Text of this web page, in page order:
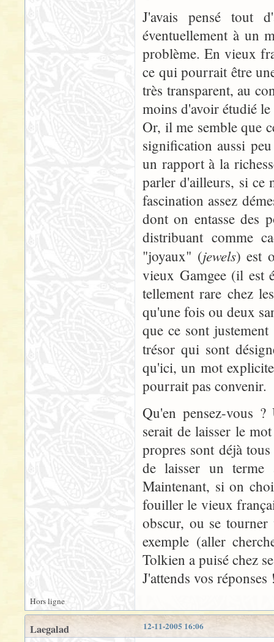
J'avais pensé tout
éventuellement à un
problème. En vieux
ce qui pourrait être
très transparent, au
moins d'avoir étudié
Or, il me semble que
signification aussi
un rapport à la
parler d'ailleurs, si ce
fascination assez
dont on entasse des
distribuant comme
"joyaux" (jewels) est
vieux Gamgee (il est
tellement rare chez
qu'une fois ou deux
que ce sont
trésor qui sont
qu'ici, un mot
pourrait pas convenir.
Qu'en pensez-vous
serait de laisser le
propres sont déjà
de laisser un terme
Maintenant, si on
fouiller le vieux
obscur, ou se tourner
exemple (aller
Tolkien a puisé chez
J'attends vos réponses
Hors ligne
12-11-2005 16:06
Laegalad